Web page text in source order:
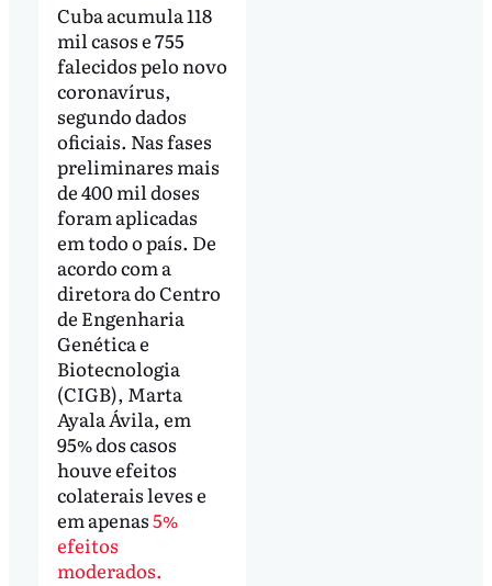
Cuba acumula 118
mil casos e 755
falecidos pelo novo
coronavírus,
segundo dados
oficiais. Nas fases
preliminares mais
de 400 mil doses
foram aplicadas
em todo o país. De
acordo com a
diretora do Centro
de Engenharia
Genética e
Biotecnologia
(CIGB), Marta
Ayala Ávila, em
95% dos casos
houve efeitos
colaterais leves e
em apenas5%
efeitos
moderados.